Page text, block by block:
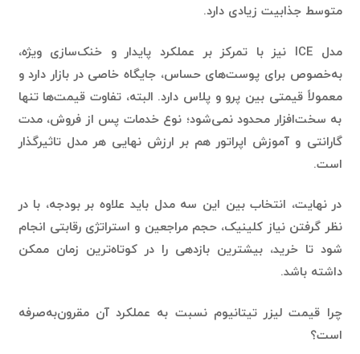
به‌خصوص برای پوست‌های حساس، جایگاه خاصی در بازار دارد و
معمولاً قیمتی بین پرو و پلاس دارد. البته، تفاوت قیمت‌ها تنها
به سخت‌افزار محدود نمی‌شود؛ نوع خدمات پس از فروش، مدت
گارانتی و آموزش اپراتور هم بر ارزش نهایی هر مدل تاثیرگذار
است.
نظر گرفتن نیاز کلینیک، حجم مراجعین و استراتژی رقابتی انجام
شود تا خرید، بیشترین بازدهی را در کوتاه‌ترین زمان ممکن
داشته باشد.
است؟